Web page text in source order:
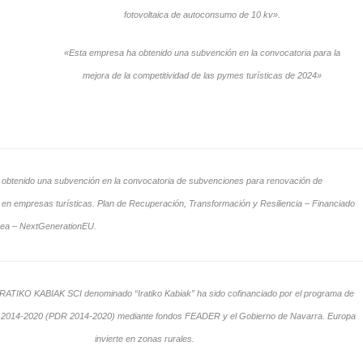
fotovoltaica de autoconsumo de 10 kv».
«Esta empresa ha obtenido una subvención en la convocatoria para la
mejora de la competitividad de las pymes turísticas de 2024»
una subvención en la convocatoria de subvenciones para renovación de
empresas turísticas. Plan de Recuperación, Transformación y Resiliencia – Financiado
– NextGenerationEU.
KABIAK SCI denominado “Iratiko Kabiak” ha sido cofinanciado por el programa de
2020 (PDR 2014-2020) mediante fondos FEADER y el Gobierno de Navarra. Europa
invierte en zonas rurales.